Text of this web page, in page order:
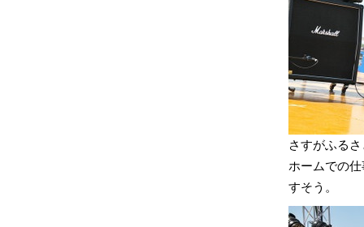
さすがふる
ホームでの
すそう。